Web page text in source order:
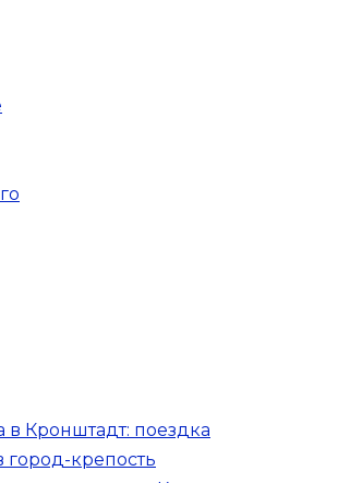
в Кронштадт: поездка
город-крепость